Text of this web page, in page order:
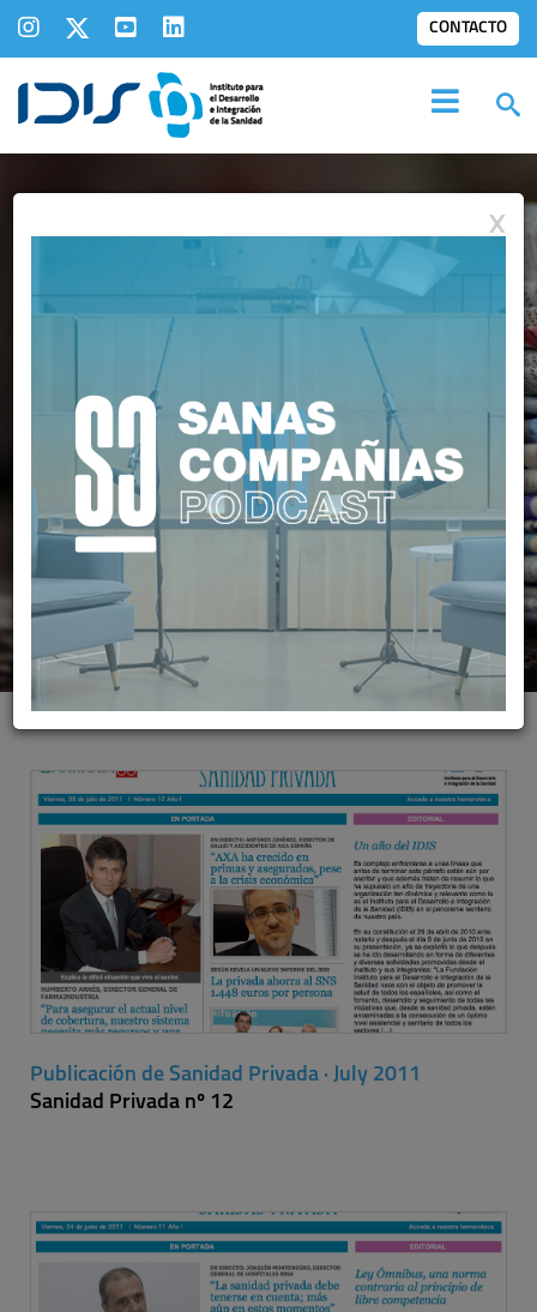
CONTACTO
REVISTAS DIGITALES:
PUBLICACIÓN DE SANIDAD
PRIVADA
Publicación de Sanidad Privada · July 2011
Sanidad Privada nº 12
X